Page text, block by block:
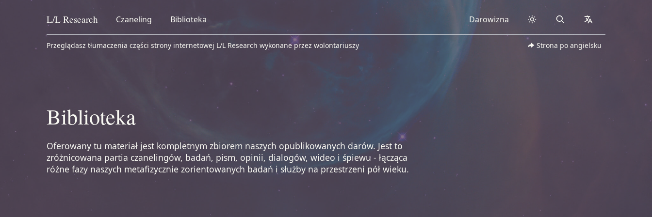
Skip to content
L/L Research Czaneling Biblioteka Darowizna Search collapsed
Przeglądasz tłumaczenia części strony internetowej L/L Research wykonane przez wolontariuszy Strona po angielsku
Biblioteka
Oferowany tu materiał jest kompletnym zbiorem naszych opublikowanych darów. Jest to
zróżnicowana partia czanelingów, badań, pism, opinii, dialogów, wideo i śpiewu - łącząca
różne fazy naszych metafizycznie zorientowanych badań i służby na przestrzeni pół wieku.